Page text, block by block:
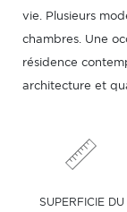
vie. Plusieurs
chambres. Une
résidence
architecture et
SUPERFICIE DU